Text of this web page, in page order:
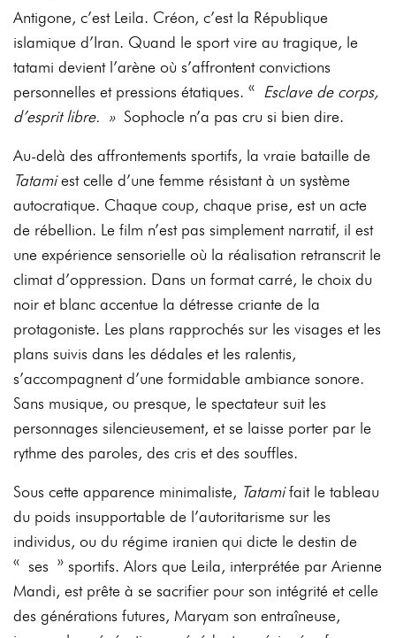
Antigone, c’est Leila. Créon, c’est la République
islamique d’Iran. Quand le sport vire au tragique, le
tatami devient l’arène où s’affrontent convictions
personnelles et pressions étatiques. « Esclave de corps,
d’esprit libre. »Sophocle n’a pas cru si bien dire.
Au-delà des affrontements sportifs, la vraie bataille de
Tatamiest celle d’une femme résistant à un système
autocratique. Chaque coup, chaque prise, est un acte
de rébellion. Le film n’est pas simplement narratif, il est
une expérience sensorielle où la réalisation retranscrit le
climat d’oppression. Dans un format carré, le choix du
noir et blanc accentue la détresse criante de la
protagoniste. Les plans rapprochés sur les visages et les
plans suivis dans les dédales et les ralentis,
s’accompagnent d’une formidable ambiance sonore.
Sans musique, ou presque, le spectateur suit les
personnages silencieusement, et se laisse porter par le
rythme des paroles, des cris et des souffles.
Sous cette apparence minimaliste, Tatamifait le tableau
du poids insupportable de l’autoritarisme sur les
individus, ou du régime iranien qui dicte le destin de
« ses » sportifs. Alors que Leila, interprétée par Arienne
Mandi, est prête à se sacrifier pour son intégrité et celle
des générations futures, Maryam son entraîneuse,